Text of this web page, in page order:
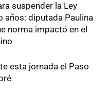
suspender la Ley
años: diputada Paulina
norma impactó en el
esta jornada el Paso